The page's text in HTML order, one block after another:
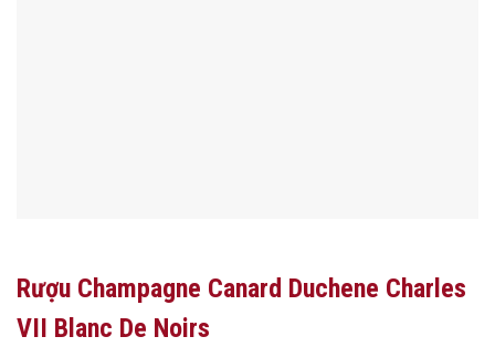
Rượu Champagne Canard Duchene Charles
VII Blanc De Noirs